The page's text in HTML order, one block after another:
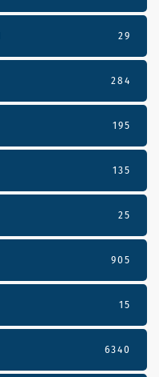
29
284
195
135
25
905
15
6340